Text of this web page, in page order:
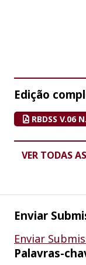
Edição
RBDSS V.06
VER TODAS
Enviar
Enviar
Palavras-